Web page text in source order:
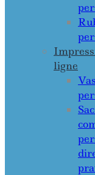
ligne